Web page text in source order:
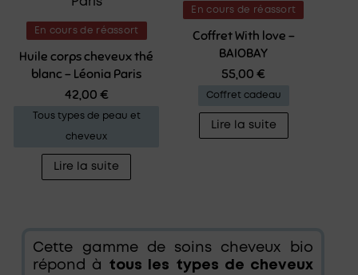
En cours de réassort
Huile corps cheveux thé
blanc – Léonia Paris
42,00 €
Tous types de peau et
cheveux
Lire la suite
En cours de réassort
Coffret With love –
BAIOBAY
55,00€
Coffret cadeau
Lire la suite
Cette gamme de soins cheveux bio
répond à tous les types de cheveux